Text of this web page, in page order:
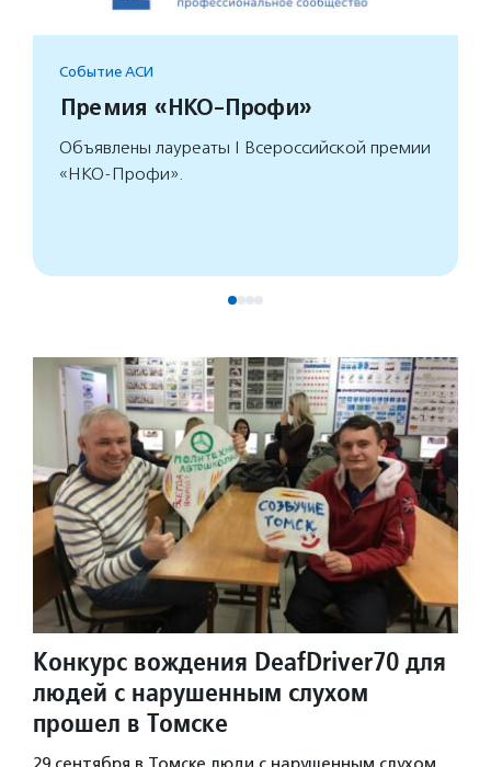
Событие АСИ
Премия «НКО-Профи»
Объявлены лауреаты I Всероссийской премии
«НКО-Профи».
Конкурс вождения DeafDriver70 для
людей с нарушенным слухом
прошел в Томске